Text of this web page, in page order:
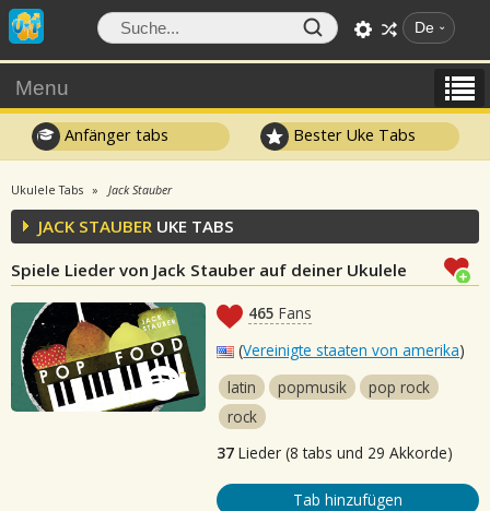
De
Menu
Anfänger tabs Bester Uke Tabs
Ukulele Tabs Jack Stauber
JACK STAUBER UKE TABS
Spiele Lieder von Jack Stauber auf deiner Ukulele
465 Fans
(Vereinigte staaten von amerika)
latin
popmusik
pop rock
rock
37 Lieder (8 tabs und 29 Akkorde)
Tab hinzufügen